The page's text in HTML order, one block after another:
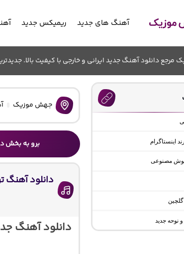
آهنگ های جدید ریمیکس جدید
دانلود آهنگ جدید ایرانی و خارجی با کیفیت بالا.
جهش موزیک
برو به بخش اینستاگرام
هوش مصنوعی
و نوحه جدید